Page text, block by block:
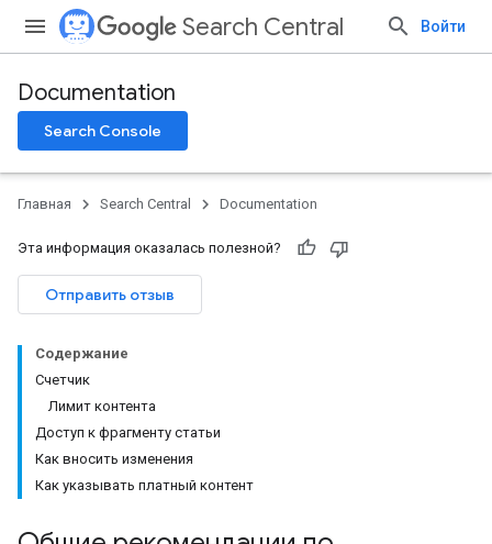
Search Central Войти
Documentation
Search Console
Главная Search Central Documentation
Эта информация оказалась полезной?
Отправить отзыв
Содержание
Счетчик
Лимит контента
Доступ к фрагменту статьи
Как вносить изменения
Как указывать платный контент